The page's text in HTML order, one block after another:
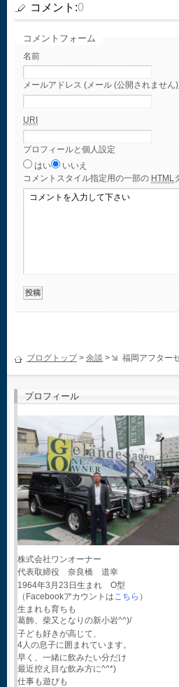
コメント:0
コメントフォーム
名前
メールアドレス (メール (公開されません
URI
プロフィールと個人設定
はい
いいえ
コメント スタイル指定用の一部の HTML
ブログトップ> 余談 > 福岡アフター
プロフィール
株式会社ワンオーナー
代表取締役 奈良橋 道幸
1964年3月23日生まれ O型
（Facebookアカウントはこちら ）
生まれも育ちも
葛飾、柴又となりの新小岩^^)/
子ども好きが高じて、
4人の息子に囲まれています。
早く、一緒に飲みたい分だけ
最近控え目な飲み方に^^*)
仕事も遊びも